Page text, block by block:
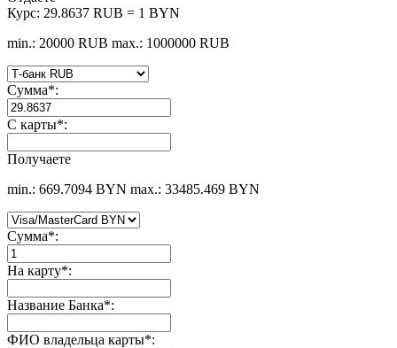
Курс: 29.8637 RUB = 1 BYN
min.: 20000 RUB max.: 1000000 RUB
Сумма*:
С карты*:
Получаете
min.: 669.7094 BYN max.: 33485.469 BYN
Сумма*:
На карту*:
Название Банка*:
ФИО владельца карты*: